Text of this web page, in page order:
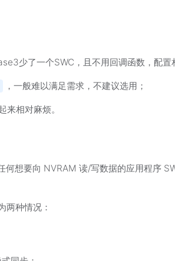
少了一个SWC，且不用回调函数，配置
，一般难以满足需求，不建议选用；
相对麻烦。
想要向 NVRAM 读/写数据的应用程序
两种情况：